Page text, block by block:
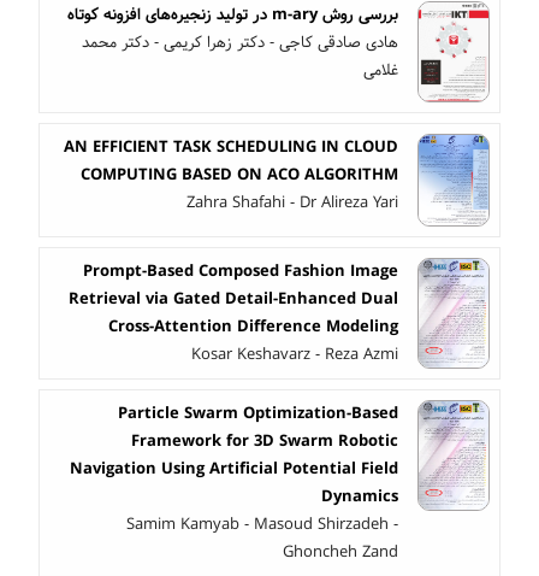
بررسی روش m-ary در تولید زنجیره‌های افزونه‌ کوتاه
هادی صادقی کاجی - دکتر زهرا کریمی - دکتر محمد
غلامی
AN EFFICIENT TASK SCHEDULING IN CLOUD
COMPUTING BASED ON ACO ALGORITHM
Zahra Shafahi - Dr Alireza Yari
Prompt-Based Composed Fashion Image
Retrieval via Gated Detail-Enhanced Dual
Cross-Attention Difference Modeling
Kosar Keshavarz - Reza Azmi
Particle Swarm Optimization-Based
Framework for 3D Swarm Robotic
Navigation Using Artificial Potential Field
Dynamics
Samim Kamyab - Masoud Shirzadeh -
Ghoncheh Zand